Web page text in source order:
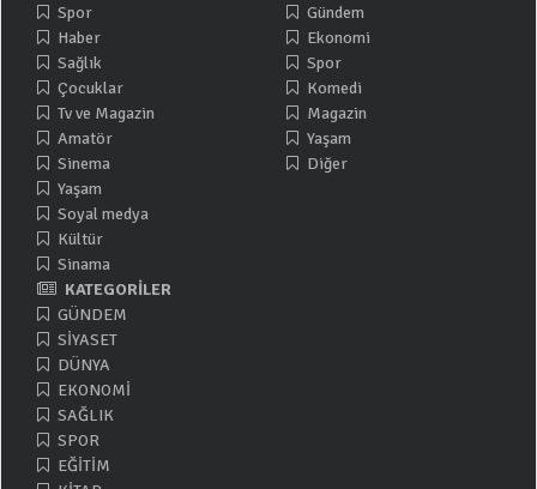
Spor
Haber
Sağlık
Çocuklar
Tv ve Magazin
Amatör
Sinema
Yaşam
Soyal medya
Kültür
Sinama
Gündem
Ekonomi
Spor
Komedi
Magazin
Yaşam
Diğer
KATEGORİLER
GÜNDEM
SİYASET
DÜNYA
EKONOMİ
SAĞLIK
SPOR
EĞİTİM